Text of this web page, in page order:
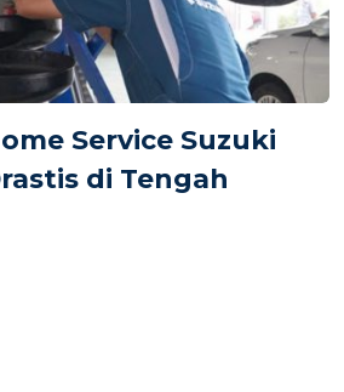
Service Suzuki
di Tengah